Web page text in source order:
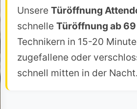
Unsere Türöffnung
schnelle Türöffnung ab
Technikern in 15-20
zugefallene oder
schnell mitten in der Nacht.